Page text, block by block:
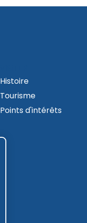
Histoire
Tourisme
Points d'intérêts